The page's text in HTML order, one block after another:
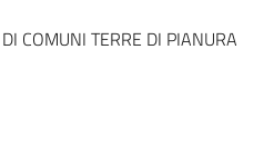
COMUNI TERRE DI PIANURA